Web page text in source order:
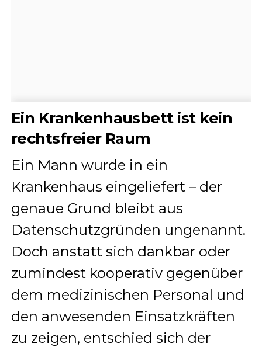
Ein Krankenhausbett ist kein
rechtsfreier Raum
Ein Mann wurde in ein
Krankenhaus eingeliefert – der
genaue Grund bleibt aus
Datenschutzgründen ungenannt.
Doch anstatt sich dankbar oder
zumindest kooperativ gegenüber
dem medizinischen Personal und
den anwesenden Einsatzkräften
zu zeigen, entschied sich der